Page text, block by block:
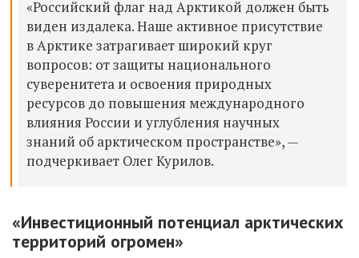
«Российский флаг над Арктикой должен быть
виден издалека. Наше активное присутствие
в Арктике затрагивает широкий круг
вопросов: от защиты национального
суверенитета и освоения природных
ресурсов до повышения международного
влияния России и углубления научных
знаний об арктическом пространстве», —
подчеркивает Олег Курилов.
«Инвестиционный потенциал арктических
территорий огромен»